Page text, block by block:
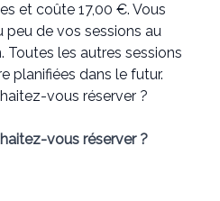
et coûte 17,00 €. Vous
de vos sessions au
les autres sessions
planifiées dans le futur.
vous réserver ?
vous réserver ?